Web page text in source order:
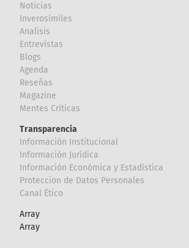
Noticias
Inverosímiles
Analisis
Entrevistas
Blogs
Agenda
Reseñas
Magazine
Mentes Críticas
Transparencia
Información Institucional
Información Jurídica
Información Económica y Estadística
Proteccion de Datos Personales
Canal Ético
Array
Array